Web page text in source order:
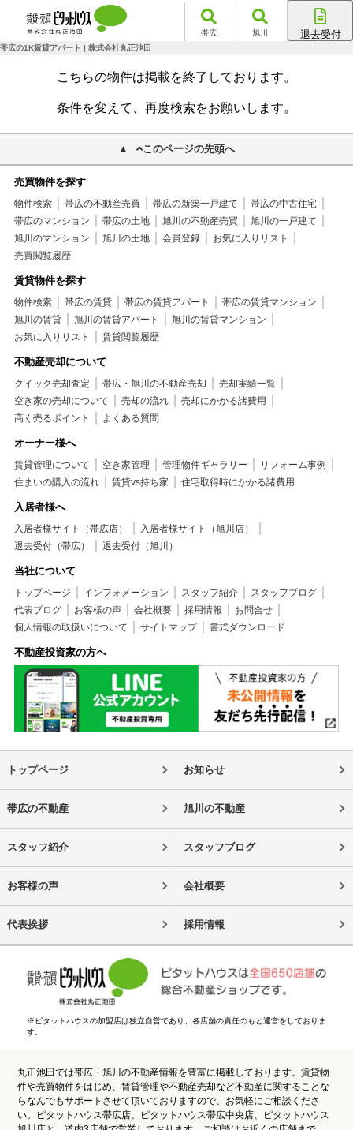
帯広 旭川 退去受付
帯広の1K賃貸アパート | 株式会社丸正池田
こちらの物件は掲載を終了しております。
条件を変えて、再度検索をお願いします。
このページの先頭へ
売買物件を探す
物件検索 帯広の不動産売買 帯広の新築一戸建て
帯広の中古住宅
帯広のマンション
帯広の土地 旭川の不動産売買
旭川の一戸建て
旭川のマンション
旭川の土地 会員登録
お気に入りリスト
売買閲覧履歴
賃貸物件を探す
物件検索 帯広の賃貸 帯広の賃貸アパート
帯広の賃貸マンション
旭川の賃貸
旭川の賃貸アパート
旭川の賃貸マンション
お気に入りリスト
賃貸閲覧履歴
不動産売却について
クイック売却査定 帯広・旭川の不動産売却
売却実績一覧
空き家の売却について
売却の流れ
売却にかかる諸費用
高く売るポイント
よくある質問
オーナー様へ
賃貸管理について 空き家管理 管理物件ギャラリー
リフォーム事例
住まいの購入の流れ
賃貸vs持ち家 住宅取得時にかかる諸費用
入居者様へ
入居者様サイト（帯広店）
入居者様サイト（旭川店）
退去受付（帯広）
退去受付（旭川）
当社について
トップページ インフォメーション スタッフ紹介
スタッフブログ
代表ブログ
お客様の声 会社概要 採用情報
お問合せ
個人情報の取扱いについて
サイトマップ 書式ダウンロード
不動産投資家の方へ
トップページ お知らせ
帯広の不動産 旭川の不動産
スタッフ紹介 スタッフブログ
お客様の声 会社概要
代表挨拶 採用情報
※ピタットハウスの加盟店は独立自営であり、各店舗の責任のもと運営をしておりま
す。
丸正池田では帯広・旭川の不動産情報を豊富に掲載しております。賃貸物
件や売買物件をはじめ、賃貸管理や不動産売却など不動産に関することな
らなんでもサポートさせて頂いておりますので、お気軽にご相談くださ
い。ピタットハウス帯広店、ピタットハウス帯広中央店、ピタットハウス